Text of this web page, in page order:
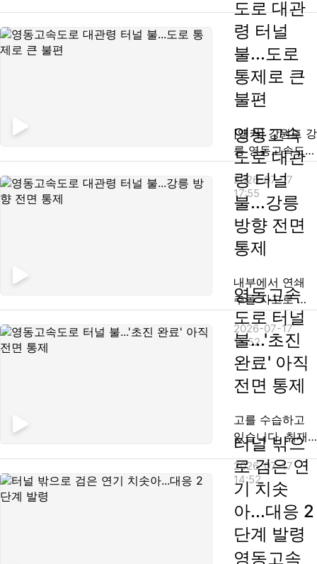
섰...
고 인력 130여 명을 투입해 진화에 나섰습니다. 사고 차량 4대
에...
도로 대관
령 터널
불...도로
통제로 큰
불편
[앵커] 강원도 강
릉 영동고속도로
대관령 터널 안
에서 4중 추돌
사고 뒤 차량에
불이 났습니다.
다행히 인명 피
해는 없었지만,
되면서 연휴 차
량들이 큰 불편
을 겪었습니다.
송세혁기자입니
다. [기자] 터널
밖으로 시커먼
연기가 뿜어져
처에는 차량 100
여 대가 줄지어
섰...
2026-07-17
17:55
영동고속
도로 대관
령 터널
불...강릉
방향 전면
통제
내부에서 연쇄
추돌 사고로 화
재가 발생했습니
다. 다행히 인명
피해는 없었는
데, 현재는 화재
진압을 마치고
라 강릉 방향이
전면 통제되고
있습니다. 취재
기자 연결합니
다. 양일혁 기자!
현재 상황은 어
떻습니까? [기
자] 시커먼 연기
가 터널 밖으로
2026-07-17
15:52
영동고속
도로 터널
불...'초진
완료' 아직
전면 통제
고를 수습하고
있습니다. 취재
기자 연결합니
다. 오태인 기자!
정확한 사고 소
식 전해주시죠.
[기자] 네, 오늘
정오쯤 영동고속
도로 강릉 뱡향
2026-07-17
14:52
터널 밖으
로 검은 연
기 치솟
아...대응 2
단계 발령
영동고속